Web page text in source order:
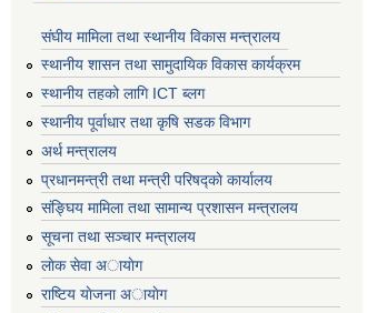
संघीय मामिला तथा स्थानीय विकास मन्त्रालय
स्थानीय शासन तथा सामुदायिक विकास कार्यक्रम
स्थानीय तहको लागि ICT ब्लग
स्थानीय पूर्वाधार तथा कृषि सडक विभाग
अर्थ मन्त्रालय
प्रधानमन्त्री तथा मन्त्री परिषद्काे कार्यालय
संङ्घिय मामिला तथा सामान्य प्रशासन मन्त्रालय
सूचना तथा सञ्चार मन्त्रालय
लाेक सेवा अायाेग
राष्टिय याेजना अायाेग